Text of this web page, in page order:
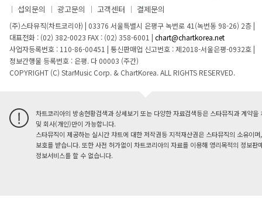
섭외문의
광고문의 고객센터 결제문의
(주)스타뮤직(차트코리아) | 03376 서울특별시 은평구 녹번로 41(녹번동 98-26) 2층|
대표전화 : (02) 382-0023 FAX : (02) 358-6001 | chart@chartkorea.net
사업자등록번호 : 110-86-00451 | 통신판매업 신고번호 : 제2018-서울은평-0932호|
정보간행물 등록번호 : 은평. 다 00003 (주간)
COPYRIGHT (C) StarMusic Corp. & ChartKorea. ALL RIGHTS RESERVED.
차트코리아의 방송현황검색과 상세보기 또는 다양한 자료검색등은 스타뮤직과 계약을
및 회사(개인)만이 가능합니다.
스타뮤직이 제공하는 실시간 챠트에 대한 저작권등 지적재산권은 스타뮤직의 소유이
보호를 받습니다. 또한 사전 허가없이 차트코리아의 자료를 이용해 영리목적의 정보판
정보서비스를 할 수 없습니다.